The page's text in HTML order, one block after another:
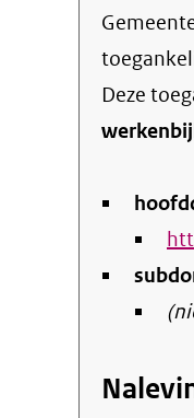
Gemeente Harlingen streeft ernaar om de eigen online informatie en dienstverlening
Deze